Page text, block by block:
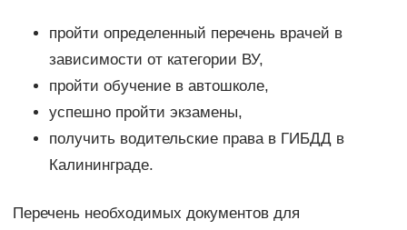
пройти определенный перечень врачей в
зависимости от категории ВУ,
пройти обучение в автошколе,
успешно пройти экзамены,
получить водительские права в ГИБДД в
Калининграде.
Перечень необходимых документов для